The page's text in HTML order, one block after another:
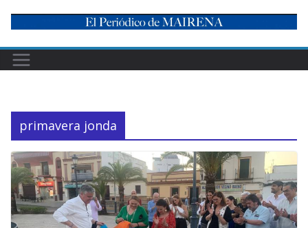
content
primavera jonda